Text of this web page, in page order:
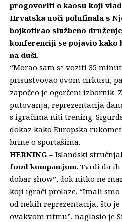
progovoriti o kaosu koji
Hrvatska uoči polufinala s
bojkotirao službeno
konferenciji se pojavio kako
na duši.
“Morao sam se voziti 35
prisustvovao ovom cirkusu,
započeo je ogorčeni izbornik.
putovanja, reprezentacija
s igračima niti trening.
dokaz kako Europska
brine o sportašima.
HERNING – Islandski
food kompanijom. Tvrdi da
dobar show”, dok nitko ne
koji igrači prolaze. “Imali
od nekih reprezentacija, što
ovakvom ritmu”, naglasio je